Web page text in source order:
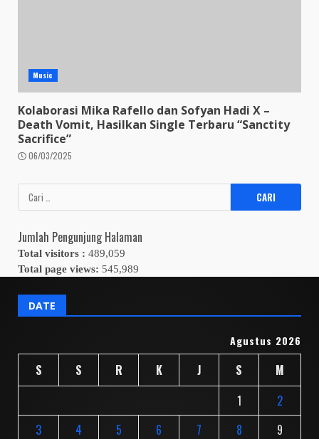
Music
Kolaborasi Mika Rafello dan Sofyan Hadi X –
Death Vomit, Hasilkan Single Terbaru “Sanctity
Sacrifice”
06/03/2025
Cari
untuk:
Jumlah Pengunjung Halaman
Total visitors : 489,059
Total page views: 545,989
DATE
Agustus 2026
S S R K J S
M
1
2
3
4 5 6 7 8
9